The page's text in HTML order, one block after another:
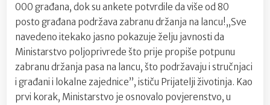
000 građana, dok su ankete potvrdile da više od 80
posto građana podržava zabranu držanja na lancu!„Sve
navedeno itekako jasno pokazuje želju javnosti da
Ministarstvo poljoprivrede što prije propiše potpunu
zabranu držanja pasa na lancu, što podržavaju i stručnjaci
i građani i lokalne zajednice”, ističu Prijatelji životinja. Kao
prvi korak, Ministarstvo je osnovalo povjerenstvo, u